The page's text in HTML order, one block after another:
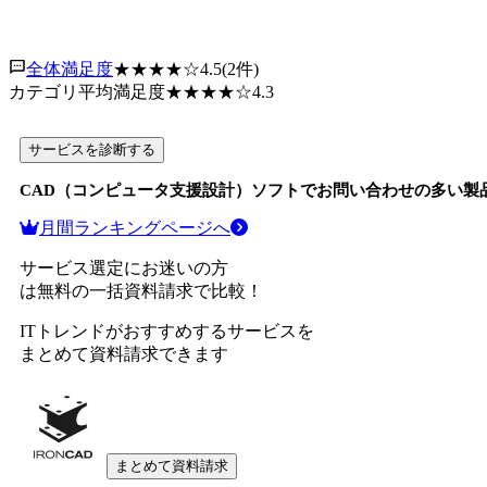
全体満足度★★★★☆4.5(2件)
カテゴリ平均満足度★★★★☆4.3
サービスを診断する
CAD（コンピュータ支援設計）ソフトでお問い合わせの多い製
月間ランキングページへ
サービス選定にお迷いの方
は無料の一括資料請求で比較！
ITトレンドがおすすめするサービスを
まとめて資料請求できます
まとめて資料請求